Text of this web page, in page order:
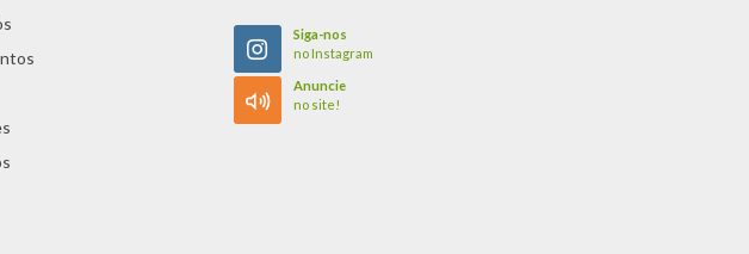
Siga-nos
no Instagram
Anuncie
no site!